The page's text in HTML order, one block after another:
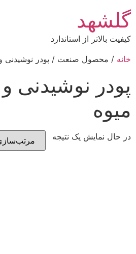
گلشهد
کیفیت بالاتر از استاندارد
خانه / محصول صنعت / پودر نوشیدنی
پودر نوشیدنی
میوه
در حال نمایش یک نتیجه